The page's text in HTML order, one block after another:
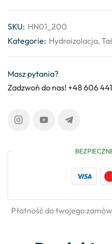
SKU: HN01_200
Kategorie: Hydroizolacja,
Masz pytania?
Zadzwoń do nas! +48 606
Płatność do twojego